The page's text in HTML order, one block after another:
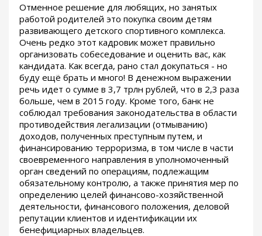
Отменное решение для любящих, но занятых
работой родителей это покупка своим детям
развивающего детского спортивного комплекса.
Очень редко этот кадровик может правильно
организовать собеседование и оценить вас, как
кандидата. Как всегда, рано стал докупаться - но
буду ещё брать и много! В денежном выражении
речь идет о сумме в 3,7 трлн рублей, что в 2,3 раза
больше, чем в 2015 году. Кроме того, банк не
соблюдал требования законодательства в области
противодействия легализации (отмыванию)
доходов, полученных преступным путем, и
финансированию терроризма, в том числе в части
своевременного направления в уполномоченный
орган сведений по операциям, подлежащим
обязательному контролю, а также принятия мер по
определению целей финансово-хозяйственной
деятельности, финансового положения, деловой
репутации клиентов и идентификации их
бенефициарных владельцев.